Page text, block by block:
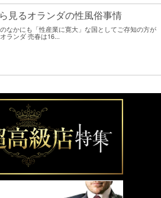
見るオランダの性風俗事情
なかにも「性産業に寛大」な国としてご存知の方が
ランダ 売春は16...